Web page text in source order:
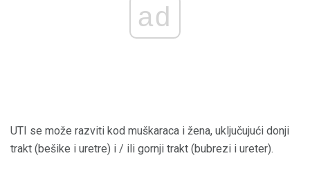
ad
UTI se može razviti kod muškaraca i žena, uključujući donji
trakt (bešike i uretre) i / ili gornji trakt (bubrezi i ureter).